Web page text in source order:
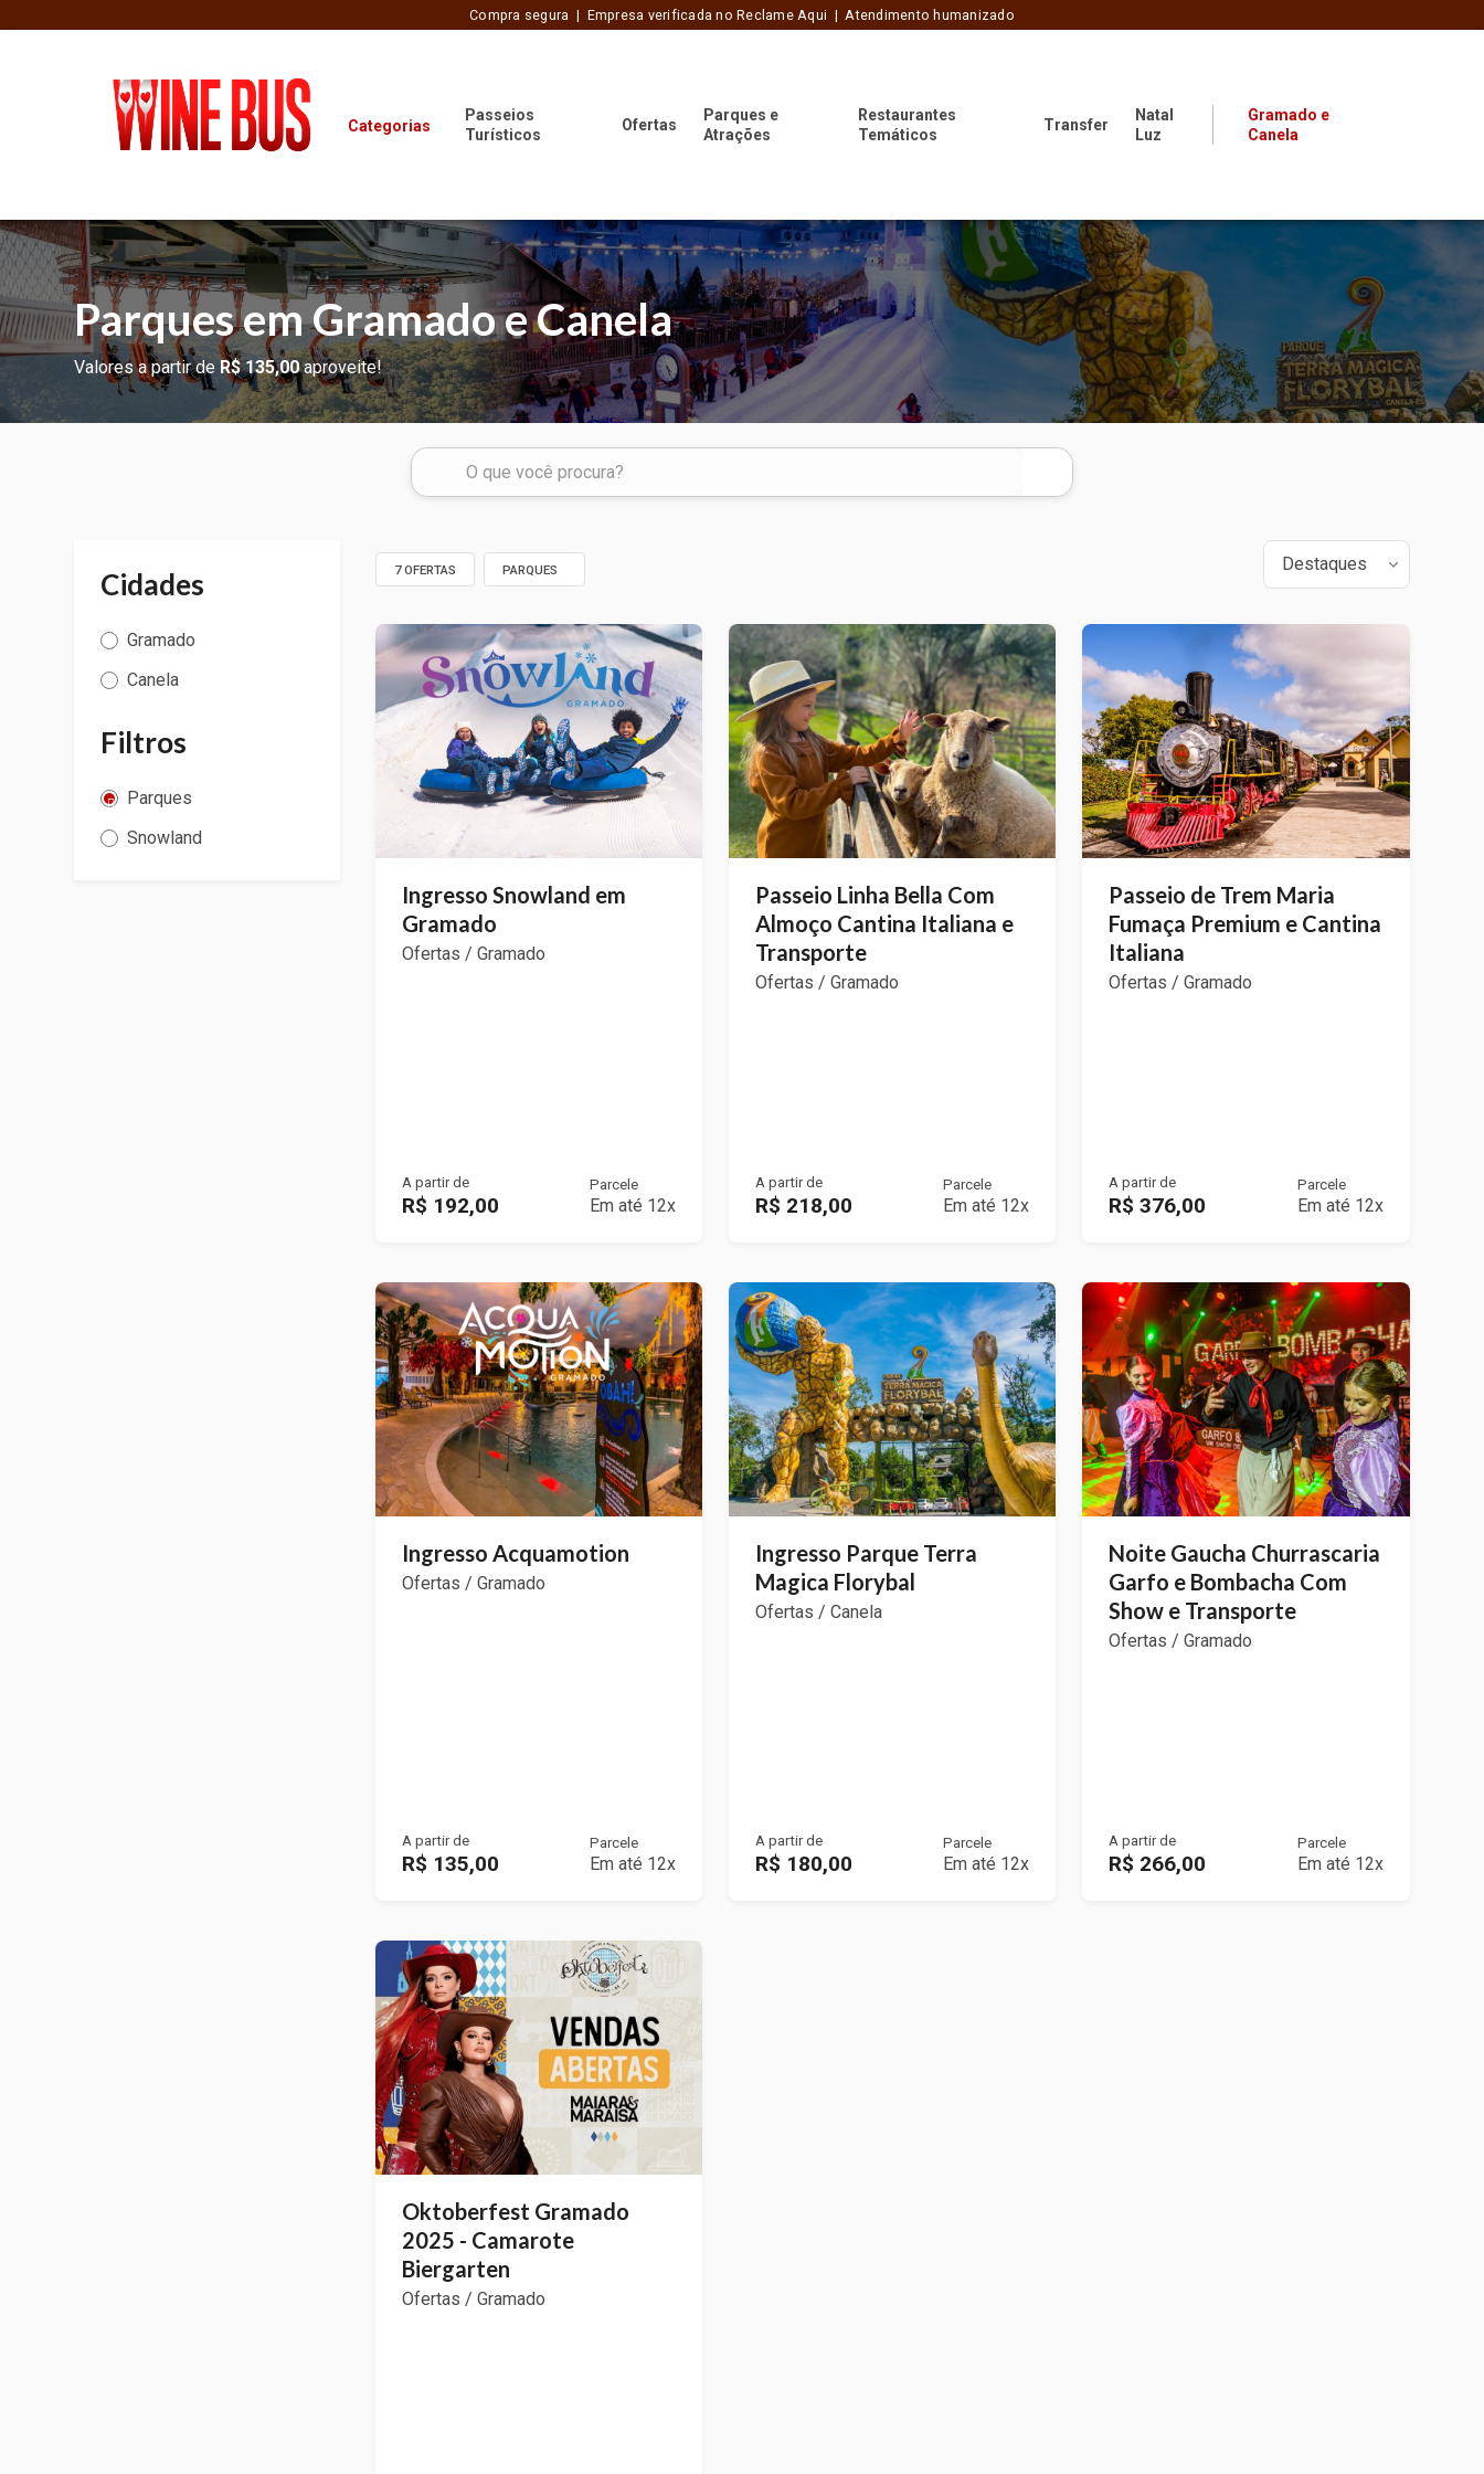
Compra segura | Empresa verificada no Reclame Aqui | Atendimento humanizado
Categorias
Passeios
Turísticos
Ofertas
Parques e
Atrações
Restaurantes
Temáticos
Transfer
Natal
Luz
Gramado e
Canela
Parques em Gramado e Canela
Valores a partir deR$ 135,00aproveite!
Cidades
Gramado
Canela
Filtros
Parques
Snowland
7 OFERTAS PARQUES
Ingresso Snowland em
Gramado
Ofertas / Gramado
A partir de
R$ 192,00
Parcele
Em até 12x
Passeio Linha Bella Com
Almoço Cantina Italiana e
Transporte
Ofertas / Gramado
A partir de
R$ 218,00
Parcele
Em até 12x
Passeio de Trem Maria
Fumaça Premium e Cantina
Italiana
Ofertas / Gramado
A partir de
R$ 376,00
Parcele
Em até 12x
Ingresso Acquamotion
Ofertas / Gramado
A partir de
R$ 135,00
Parcele
Em até 12x
Ingresso Parque Terra
Magica Florybal
Ofertas / Canela
A partir de
R$ 180,00
Parcele
Em até 12x
Noite Gaucha Churrascaria
Garfo e Bombacha Com
Show e Transporte
Ofertas / Gramado
A partir de
R$ 266,00
Parcele
Em até 12x
Oktoberfest Gramado
2025 - Camarote
Biergarten
Ofertas / Gramado